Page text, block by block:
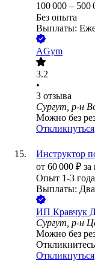
100 000 – 500
Без опыта
Выплаты:
AGym
3.2
•
3 отзыва
Сургут, р-н
Можно без
Откликнуться
Инструктор
от 60 000 ₽ за
Опыт 1-3 года
Выплаты: Два
ИП Кравчук
Сургут, р-н
Можно без
Откликнуться